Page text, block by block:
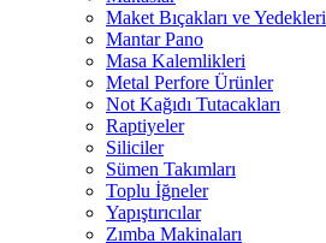
Maket Bıçakları ve Yedekleri
Mantar Pano
Masa Kalemlikleri
Metal Perfore Ürünler
Not Kağıdı Tutacakları
Raptiyeler
Siliciler
Sümen Takımları
Toplu İğneler
Yapıştırıcılar
Zımba Makinaları